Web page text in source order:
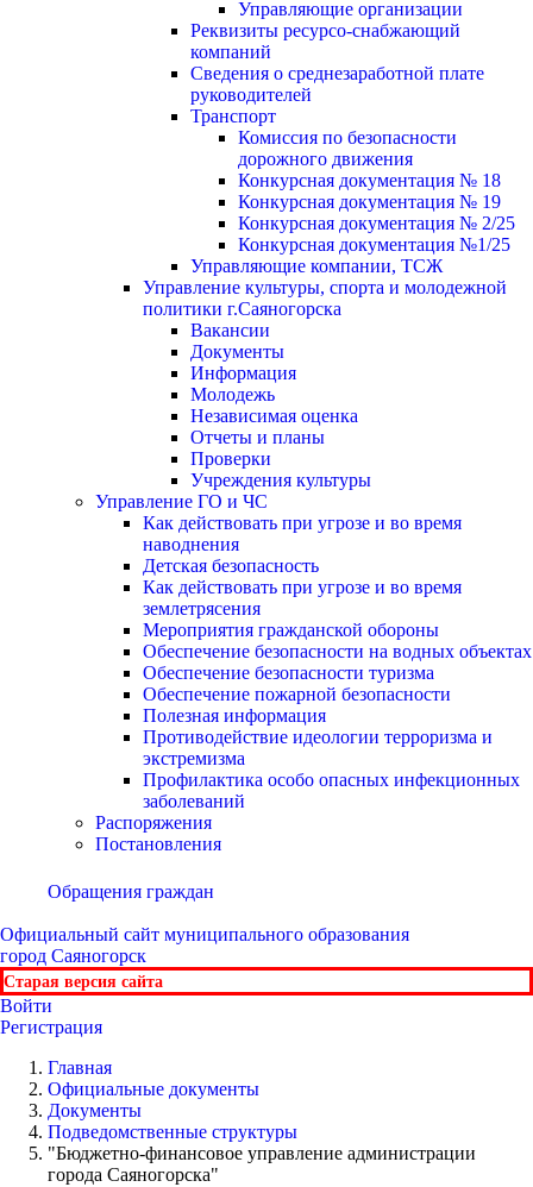
Управляющие организации
Реквизиты ресурсо-снабжающий
компаний
Сведения о среднезаработной плате
руководителей
Транспорт
Комиссия по безопасности
дорожного движения
Конкурсная документация № 18
Конкурсная документация № 19
Конкурсная документация № 2/25
Конкурсная документация №1/25
Управляющие компании, ТСЖ
Управление культуры, спорта и молодежной
политики г.Саяногорска
Вакансии
Документы
Информация
Молодежь
Независимая оценка
Отчеты и планы
Проверки
Учреждения культуры
Управление ГО и ЧС
Как действовать при угрозе и во время
наводнения
Детская безопасность
Как действовать при угрозе и во время
землетрясения
Мероприятия гражданской обороны
Обеспечение безопасности на водных объектах
Обеспечение безопасности туризма
Обеспечение пожарной безопасности
Полезная информация
Противодействие идеологии терроризма и
экстремизма
Профилактика особо опасных инфекционных
заболеваний
Распоряжения
Постановления
Обращения граждан
Официальный сайт муниципального образования
город Саяногорск
Старая версия сайта
Войти
Регистрация
Главная
Официальные документы
Документы
Подведомственные структуры
"Бюджетно-финансовое управление администрации
города Саяногорска"